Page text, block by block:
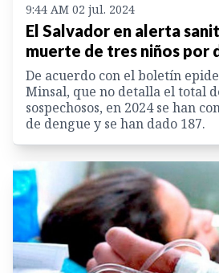
9:44 AM 02 jul. 2024
El Salvador en alerta
muerte de tres niños por
De acuerdo con el boletín
Minsal, que no detalla el total
sospechosos, en 2024 se han
de dengue y se han dado 187.